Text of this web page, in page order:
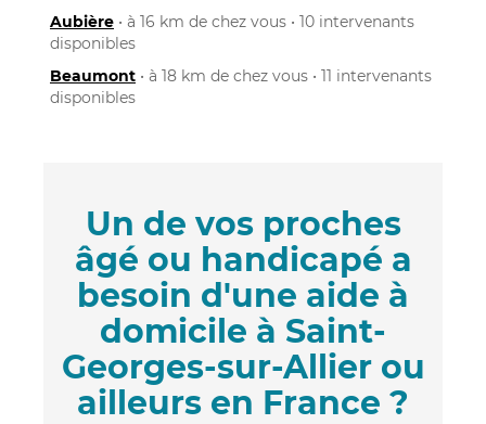
Aubière • à 16 km de chez vous • 10 intervenants
disponibles
Beaumont • à 18 km de chez vous • 11 intervenants
disponibles
Un de vos proches
âgé ou handicapé a
besoin d'une aide à
domicile à Saint-
Georges-sur-Allier ou
ailleurs en France ?